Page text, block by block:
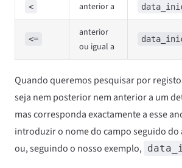
< anterior a
<=
anterior
ou igual a
Quando queremos pesquisar por
seja nem posterior nem anterior a um
mas corresponda exactamente a esse
introduzir o nome do campo seguido do
ou, seguindo o nosso exemplo,